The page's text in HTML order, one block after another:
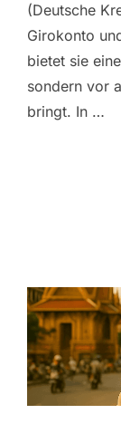
(Deutsche
Girokonto
bietet sie
sondern vor
bringt. In …